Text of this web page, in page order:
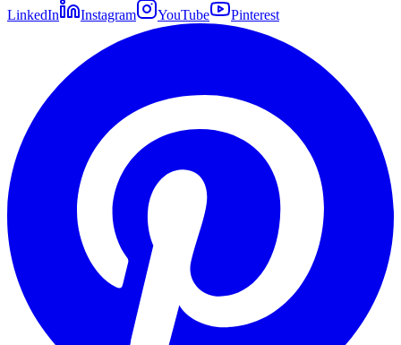
LinkedIn Instagram YouTube Pinterest